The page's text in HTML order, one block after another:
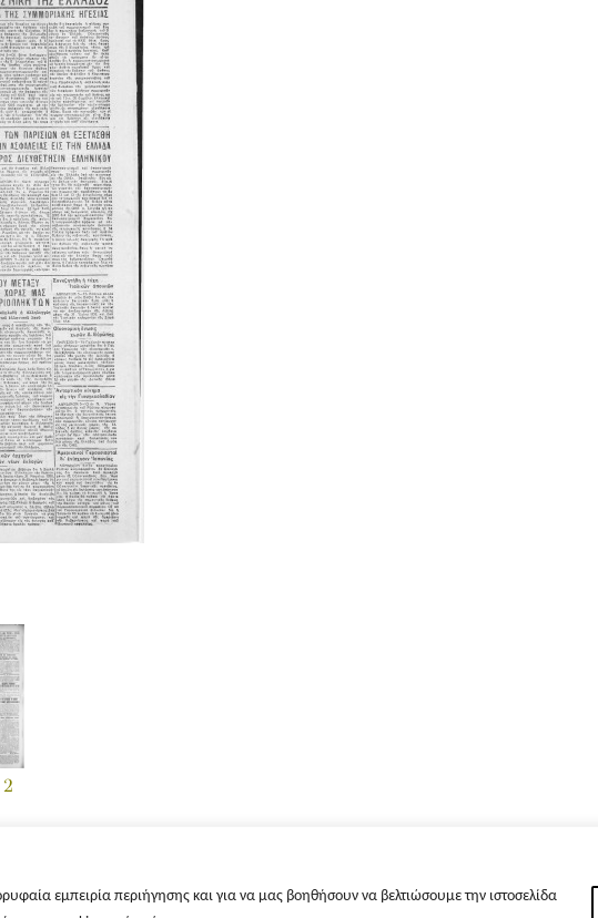
εμπειρία περιήγησης και για να μας βοηθήσουν να βελτιώσουμε την ιστοσελίδα
2